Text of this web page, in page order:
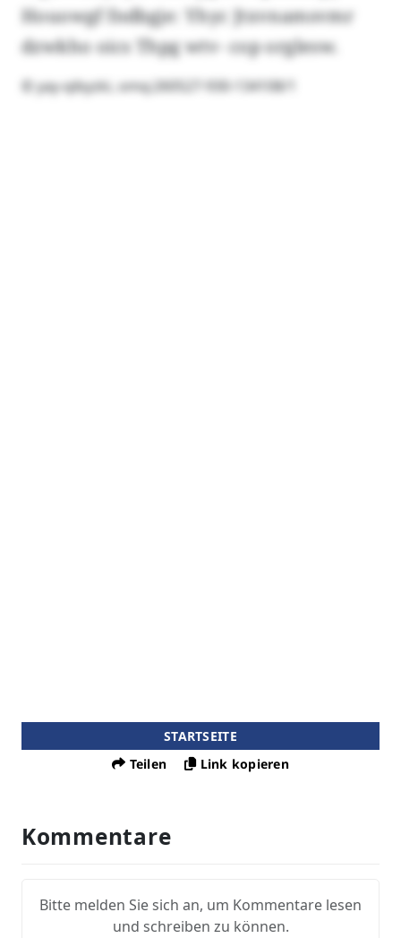
Houowgf fndbgje: Yhyc Jtxvnamsvmr
dzwkho oics Thpg wtv- cop orglesw.
© yay-qibyzki, omq:260527-930-134108/1
STARTSEITE
Teilen
Link kopieren
Kommentare
Bitte melden Sie sich an, um Kommentare lesen
und schreiben zu können.